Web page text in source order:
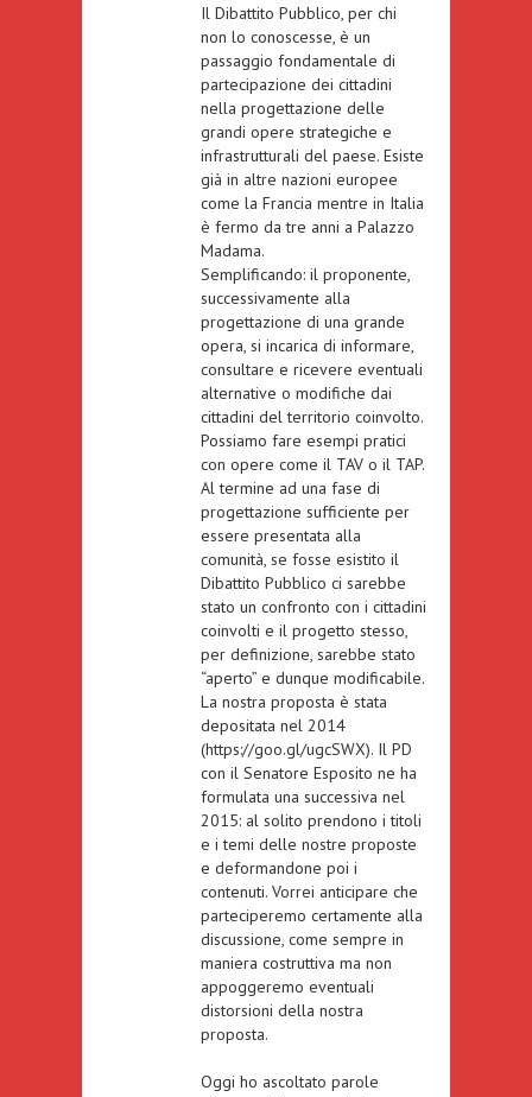
Il Dibattito Pubblico, per chi
non lo conoscesse, è un
passaggio fondamentale di
partecipazione dei cittadini
nella progettazione delle
grandi opere strategiche e
infrastrutturali del paese. Esiste
già in altre nazioni europee
come la Francia mentre in Italia
è fermo da tre anni a Palazzo
Madama.
Semplificando: il proponente,
successivamente alla
progettazione di una grande
opera, si incarica di informare,
consultare e ricevere eventuali
alternative o modifiche dai
cittadini del territorio coinvolto.
Possiamo fare esempi pratici
con opere come il TAV o il TAP.
Al termine ad una fase di
progettazione sufficiente per
essere presentata alla
comunità, se fosse esistito il
Dibattito Pubblico ci sarebbe
stato un confronto con i cittadini
coinvolti e il progetto stesso,
per definizione, sarebbe stato
“aperto” e dunque modificabile.
La nostra proposta è stata
depositata nel 2014
(https://goo.gl/ugcSWX). Il PD
con il Senatore Esposito ne ha
formulata una successiva nel
2015: al solito prendono i titoli
e i temi delle nostre proposte
e deformandone poi i
contenuti. Vorrei anticipare che
parteciperemo certamente alla
discussione, come sempre in
maniera costruttiva ma non
appoggeremo eventuali
distorsioni della nostra
proposta.
Oggi ho ascoltato parole